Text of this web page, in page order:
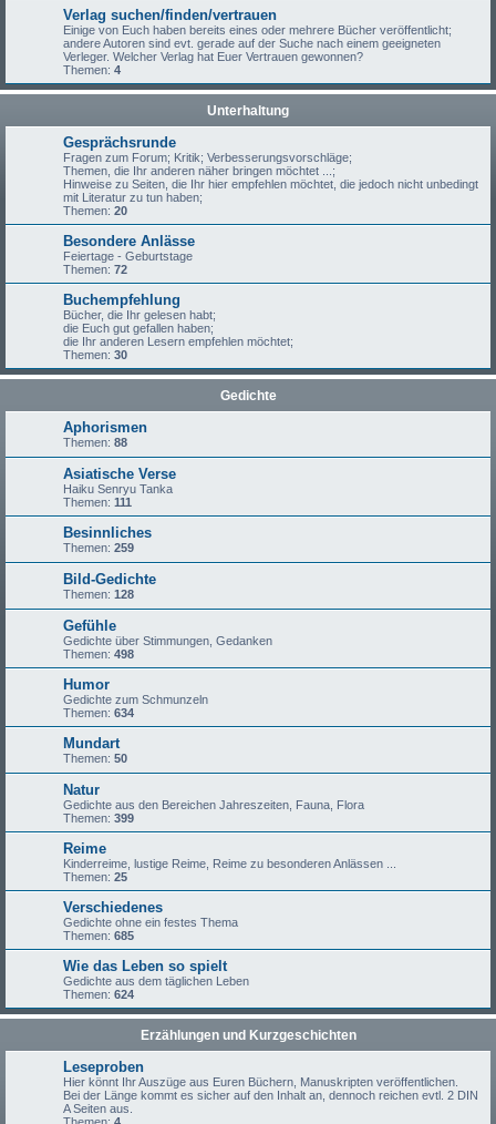
Verlag suchen/finden/vertrauen
Einige von Euch haben bereits eines oder mehrere Bücher veröffentlicht;
andere Autoren sind evt. gerade auf der Suche nach einem geeigneten
Verleger. Welcher Verlag hat Euer Vertrauen gewonnen?
Themen: 4
Unterhaltung
Gesprächsrunde
Fragen zum Forum; Kritik; Verbesserungsvorschläge;
Themen, die Ihr anderen näher bringen möchtet ...;
Hinweise zu Seiten, die Ihr hier empfehlen möchtet, die jedoch nicht unbedingt
mit Literatur zu tun haben;
Themen: 20
Besondere Anlässe
Feiertage - Geburtstage
Themen: 72
Buchempfehlung
Bücher, die Ihr gelesen habt;
die Euch gut gefallen haben;
die Ihr anderen Lesern empfehlen möchtet;
Themen: 30
Gedichte
Aphorismen
Themen: 88
Asiatische Verse
Haiku Senryu Tanka
Themen: 111
Besinnliches
Themen: 259
Bild-Gedichte
Themen: 128
Gefühle
Gedichte über Stimmungen, Gedanken
Themen: 498
Humor
Gedichte zum Schmunzeln
Themen: 634
Mundart
Themen: 50
Natur
Gedichte aus den Bereichen Jahreszeiten, Fauna, Flora
Themen: 399
Reime
Kinderreime, lustige Reime, Reime zu besonderen Anlässen ...
Themen: 25
Verschiedenes
Gedichte ohne ein festes Thema
Themen: 685
Wie das Leben so spielt
Gedichte aus dem täglichen Leben
Themen: 624
Erzählungen und Kurzgeschichten
Leseproben
Hier könnt Ihr Auszüge aus Euren Büchern, Manuskripten veröffentlichen.
Bei der Länge kommt es sicher auf den Inhalt an, dennoch reichen evtl. 2 DIN
A Seiten aus.